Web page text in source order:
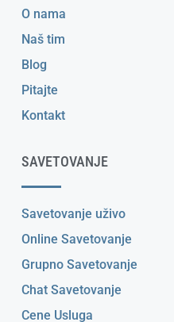
O nama
Naš tim
Blog
Pitajte
Kontakt
SAVETOVANJE
Savetovanje uživo
Online Savetovanje
Grupno Savetovanje
Chat Savetovanje
Cene Usluga